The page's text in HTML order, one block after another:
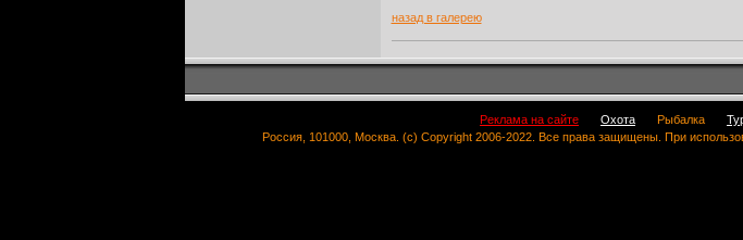
назад в галерею
Реклама на сайте Охота Рыбалка
Россия, 101000, Москва. (c) Copyright 2006-2022. Все права защищены. При